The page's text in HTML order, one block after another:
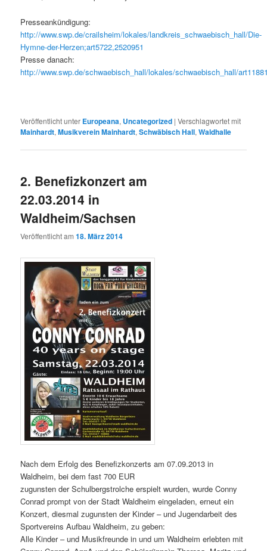
Presseankündigung:
http://www.swp.de/crailsheim/lokales/landkreis_schwaebisch_hall/Die-
Hymne-der-Herzen;art5722,2520951
Presse danach:
http://www.swp.de/schwaebisch_hall/lokales/schwaebisch_hall/
Veröffentlicht unter Europeana, Uncategorized |Verschlagwortet mit
Mainhardt,Musikverein Mainhardt,Schwäbisch Hall,Waldhalle
2. Benefizkonzert am
22.03.2014 in
Waldheim/Sachsen
Veröffentlicht am18. März 2014
Nach dem Erfolg des Benefizkonzerts am 07.09.2013 in
Waldheim, bei dem fast 700 EUR
zugunsten der Schulbergstrolche erspielt wurden, wurde Conny
Conrad prompt von der Stadt Waldheim eingeladen, erneut ein
Konzert, diesmal zugunsten der Kinder – und Jugendarbeit des
Sportvereins Aufbau Waldheim, zu geben:
Alle Kinder – und Musikfreunde in und um Waldheim erlebten mit